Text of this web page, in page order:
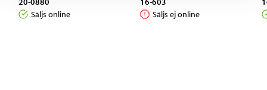
Säljs online
Säljs ej online